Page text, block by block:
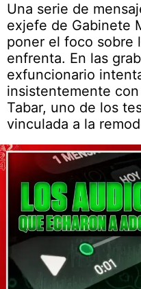
Una serie de
exjefe de Gabinete
poner el foco sobre
enfrenta. En las
exfuncionario
insistentemente
Tabar, uno de los
vinculada a la